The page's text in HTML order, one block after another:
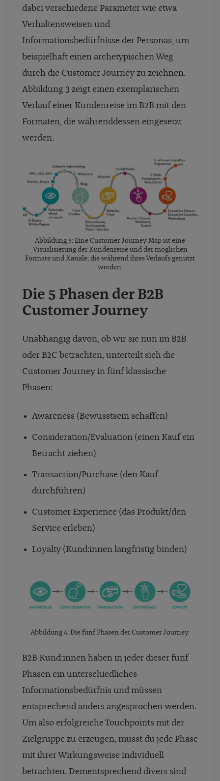
dabei verschiedene Parameter wie etwa
Verhaltensweisen und
Informationsbedürfnisse der Personas, um
beispielhaft einen archetypischen Weg
durch die Customer Journey zu zeichnen.
Abbildung 3 zeigt einen exemplarischen
Verlauf einer Kundenreise im B2B mit den
Formaten, die währenddessen eingesetzt
werden.
Abbildung 3: Eine Customer Journey Map ist eine
Visualisierung der Kundenreise und der möglichen
Formate und Kanäle, die während ihres Verlaufs genutzt
werden.
Die 5 Phasen der B2B
Customer Journey
Unabhängig davon, ob wir sie nun im B2B
oder B2C betrachten, unterteilt sich die
Customer Journey in fünf klassische
Phasen:
Awareness (Bewusstsein schaffen)
Consideration/Evaluation (einen Kauf ein
Betracht ziehen)
Transaction/Purchase (den Kauf
durchführen)
Customer Experience (das Produkt/den
Service erleben)
Loyalty (Kund:innen langfristig binden)
Abbildung 4: Die fünf Phasen der Customer Journey.
B2B Kund:innen haben in jeder dieser fünf
Phasen ein unterschiedliches
Informationsbedürfnis und müssen
entsprechend anders angesprochen werden.
Um also erfolgreiche Touchpoints mit der
Zielgruppe zu erzeugen, musst du jede Phase
mit ihrer Wirkungsweise individuell
betrachten. Dementsprechend divers sind